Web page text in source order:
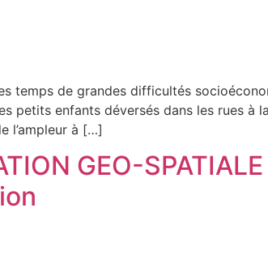
temps de grandes difficultés
petits enfants déversés dans les rues à
l’ampleur à […]
GEO-